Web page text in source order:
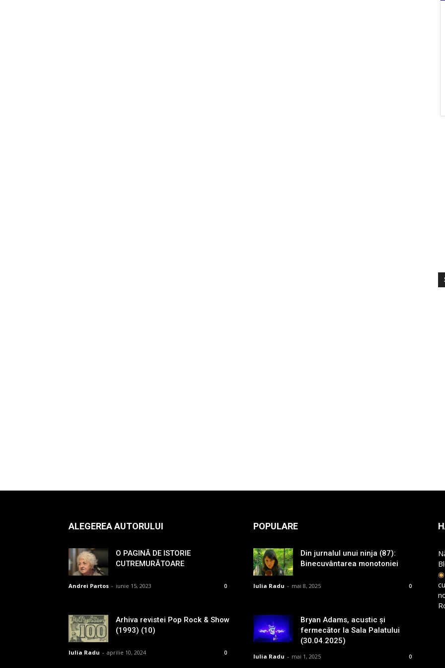
ALEGEREA AUTORULUI
O PAGINĂ DE ISTORIE
CUTREMURĂTOARE
Andrei Partos - iunie 15, 2023 0
Arhiva revistei Pop Rock & Show
(1993) (10)
Iulia Radu - aprilie 10, 2024 0
POPULARE
Din jurnalul unui ninja (87):
Binecuvântarea monotoniei
Iulia Radu - mai 8, 2025 0
Bryan Adams, acustic și
fermecător la Sala Palatului
(30.04.2025)
Iulia Radu - mai 1, 2025 0
◉